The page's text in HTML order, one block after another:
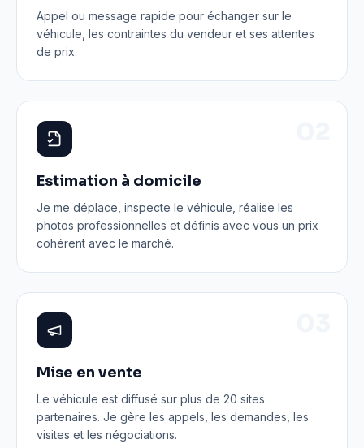
Appel ou message rapide pour échanger sur le
véhicule, les contraintes du vendeur et ses attentes
de prix.
Estimation à domicile
Je me déplace, inspecte le véhicule, réalise les
photos professionnelles et définis avec vous un prix
cohérent avec le marché.
Mise en vente
Le véhicule est diffusé sur plus de 20 sites
partenaires. Je gère les appels, les demandes, les
visites et les négociations.